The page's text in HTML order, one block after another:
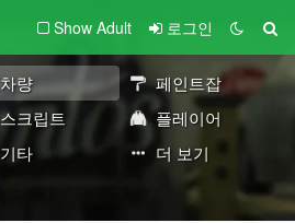
Show Adult 로그인
차량
페인트잡
스크립트
플레이어
기타 더 보기